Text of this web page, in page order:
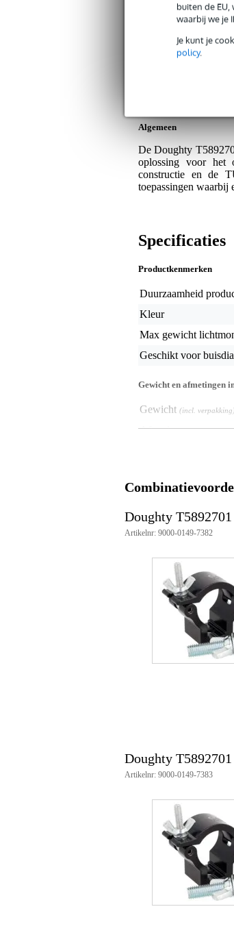
buiten de
waarbij we je
Je kunt je
policy.
Bax Music Garantie
Op dit product krijg je 3
Plus- en minpunten
Algemeen
De Doughty
oplossing voor het
constructie en de
toepassingen waarbij
Specificaties
Productkenmerken
Duurzaamheid
Kleur
Max gewicht
Geschikt voor
Gewicht en afmetingen
Gewicht (incl. verpakking)
Afmeting(incl.
Geschikt voor
Werkbelasting
Materiaal:
8.8
Gewicht: 0,09
Goedkeuring:
Verpakking: 20
Kleur: zwart
Max.
Doughty
Artikelnr: 9000-0149-7382
Doughty
Artikelnr: 9000-0149-7383